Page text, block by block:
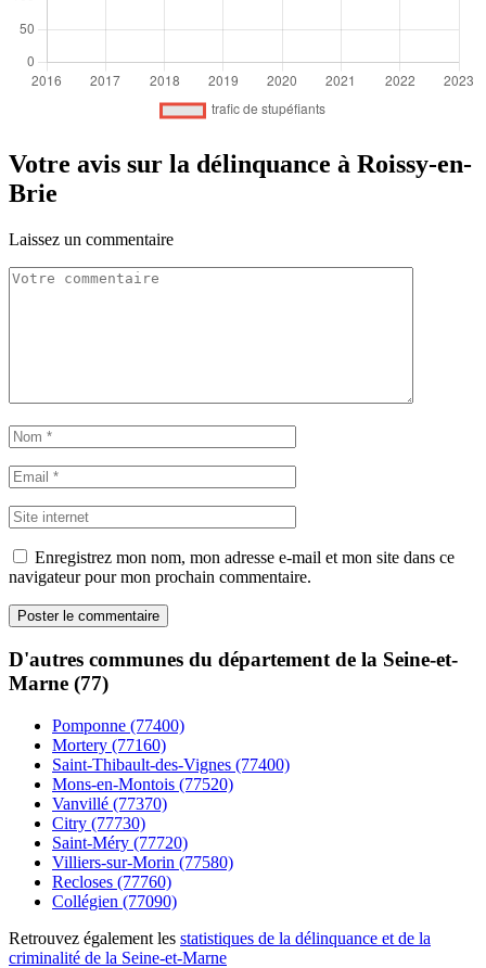
Votre avis sur la délinquance à Roissy-en-
Brie
Laissez un commentaire
Enregistrez mon nom, mon adresse e-mail et mon site dans ce
navigateur pour mon prochain commentaire.
D'autres communes du département de la Seine-et-
Marne (77)
Pomponne (77400)
Mortery (77160)
Saint-Thibault-des-Vignes (77400)
Mons-en-Montois (77520)
Vanvillé (77370)
Citry (77730)
Saint-Méry (77720)
Villiers-sur-Morin (77580)
Recloses (77760)
Collégien (77090)
Retrouvez également les statistiques de la délinquance et de la
criminalité de la Seine-et-Marne